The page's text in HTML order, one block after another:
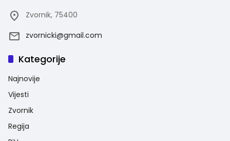
Zvornik, 75400
zvornicki@gmail.com
Kategorije
Najnovije
Vijesti
Zvornik
Regija